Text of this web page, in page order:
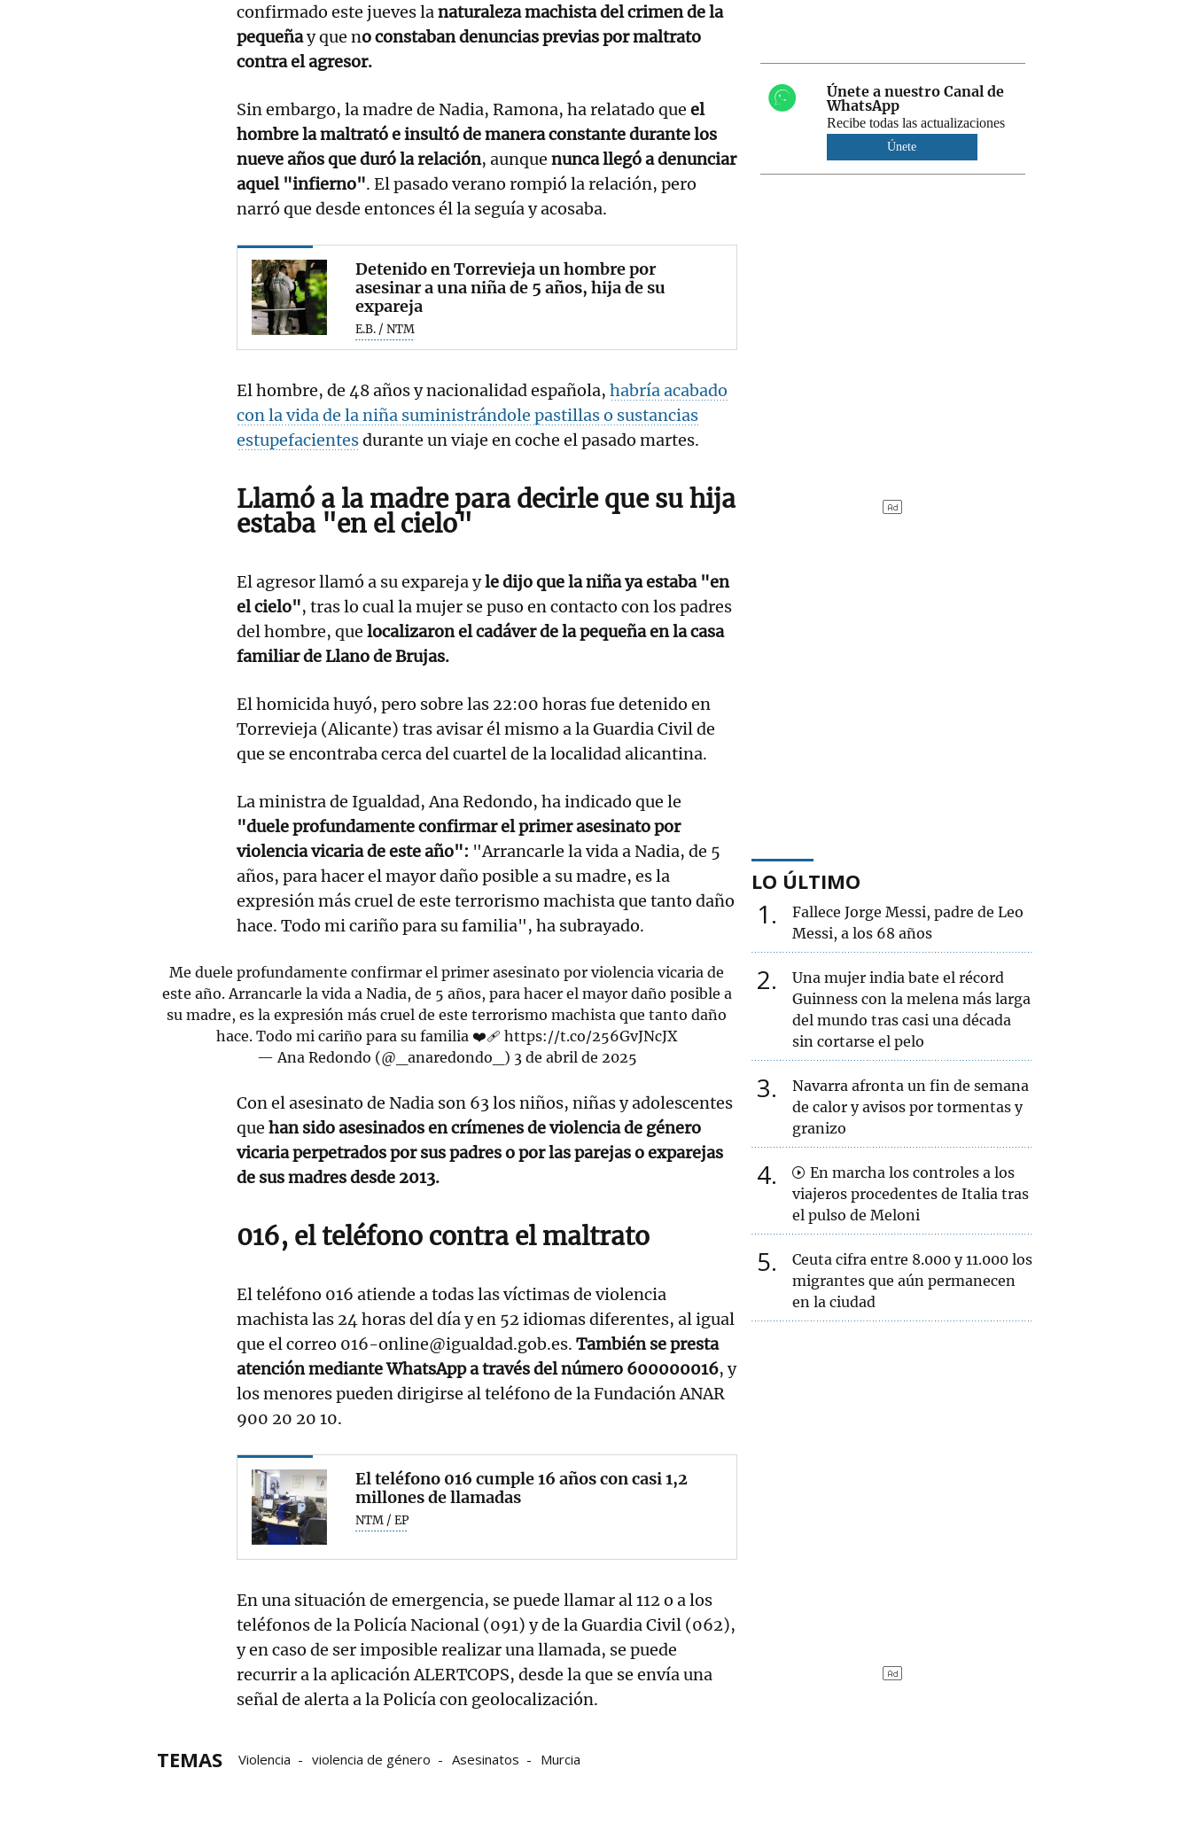
confirmado este jueves lanaturaleza machista del crimen de la
pequeñay que no constaban denuncias previas por maltrato
contra el agresor.
Sin embargo, la madre de Nadia, Ramona, ha relatado que el
hombre la maltrató e insultó de manera constante durante los
nueve años que duró la relación, aunque nunca llegó a denunciar
aquel "infierno". El pasado verano rompió la relación, pero
narró que desde entonces él la seguía y acosaba.
Detenido en Torrevieja un hombre por
asesinar a una niña de 5 años, hija de su
expareja
E.B. / NTM
El hombre, de 48 años y nacionalidad española, habría acabado
con la vida de la niña suministrándole pastillas o sustancias
estupefacientesdurante un viaje en coche el pasado martes.
Llamó a la madre para decirle que su hija
estaba "en el cielo"
El agresor llamó a su expareja yle dijo que la niña ya estaba "en
el cielo", tras lo cual la mujer se puso en contacto con los padres
del hombre, que localizaron el cadáver de la pequeña en la casa
familiar de Llano de Brujas.
El homicida huyó, pero sobre las 22:00 horas fue detenido en
Torrevieja (Alicante) tras avisar él mismo a la Guardia Civil de
que se encontraba cerca del cuartel de la localidad alicantina.
La ministra de Igualdad, Ana Redondo, ha indicado que le
"duele profundamente confirmar el primer asesinato por
violencia vicaria de este año": "Arrancarle la vida a Nadia, de 5
años, para hacer el mayor daño posible a su madre, es la
expresión más cruel de este terrorismo machista que tanto daño
hace. Todo mi cariño para su familia", ha subrayado.
Me duele profundamente confirmar el primer asesinato por violencia vicaria de
este año. Arrancarle la vida a Nadia, de 5 años, para hacer el mayor daño posible a
su madre, es la expresión más cruel de este terrorismo machista que tanto daño
hace. Todo mi cariño para su familia ❤️‍🩹https://t.co/256GvJNcJX
— Ana Redondo (@_anaredondo_) 3 de abril de 2025
Con el asesinato de Nadia son 63 los niños, niñas y adolescentes
que han sido asesinados en crímenes de violencia de género
vicaria perpetrados por sus padres o por las parejas o exparejas
de sus madres desde 2013.
016, el teléfono contra el maltrato
El teléfono 016 atiende a todas las víctimas de violencia
machista las 24 horas del día y en 52 idiomas diferentes, al igual
que el correo 016-online@igualdad.gob.es. También se presta
atención mediante WhatsApp a través del número 600000016, y
los menores pueden dirigirse al teléfono de la Fundación ANAR
900 20 20 10.
El teléfono 016 cumple 16 años con casi 1,2
millones de llamadas
NTM / EP
En una situación de emergencia, se puede llamar al 112 o a los
teléfonos de la Policía Nacional (091) y de la Guardia Civil (062),
y en caso de ser imposible realizar una llamada, se puede
recurrir a la aplicación ALERTCOPS, desde la que se envía una
señal de alerta a la Policía con geolocalización.
TEMAS Violencia violencia de género Asesinatos Murcia
Únete a nuestro Canal de
WhatsApp
Recibe todas las actualizaciones
Únete
LO ÚLTIMO
1
Fallece Jorge Messi, padre de Leo
Messi, a los 68 años
2
Una mujer india bate el récord
Guinness con la melena más larga
del mundo tras casi una década
sin cortarse el pelo
3
Navarra afronta un fin de semana
de calor y avisos por tormentas y
granizo
4
En marcha los controles a los
viajeros procedentes de Italia tras
el pulso de Meloni
5
Ceuta cifra entre 8.000 y 11.000 los
migrantes que aún permanecen
en la ciudad